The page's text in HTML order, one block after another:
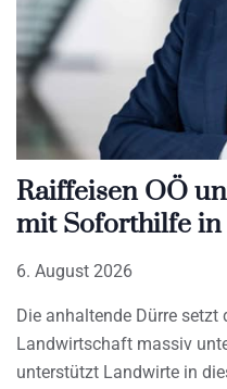
Raiffeisen OÖ
mit Soforthilfe
6. August 2026
Die anhaltende Dürre setzt
Landwirtschaft massiv
unterstützt Landwirte in